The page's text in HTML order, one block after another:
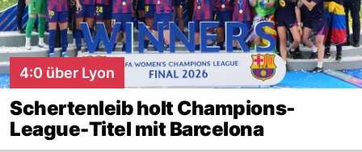
4:0 über Lyon
Schertenleib holt Champions-
League-Titel mit Barcelona